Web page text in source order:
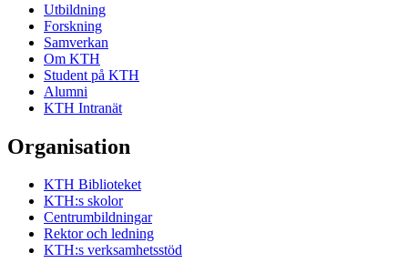
Utbildning
Forskning
Samverkan
Om KTH
Student på KTH
Alumni
KTH Intranät
Organisation
KTH Biblioteket
KTH:s skolor
Centrumbildningar
Rektor och ledning
KTH:s verksamhetsstöd